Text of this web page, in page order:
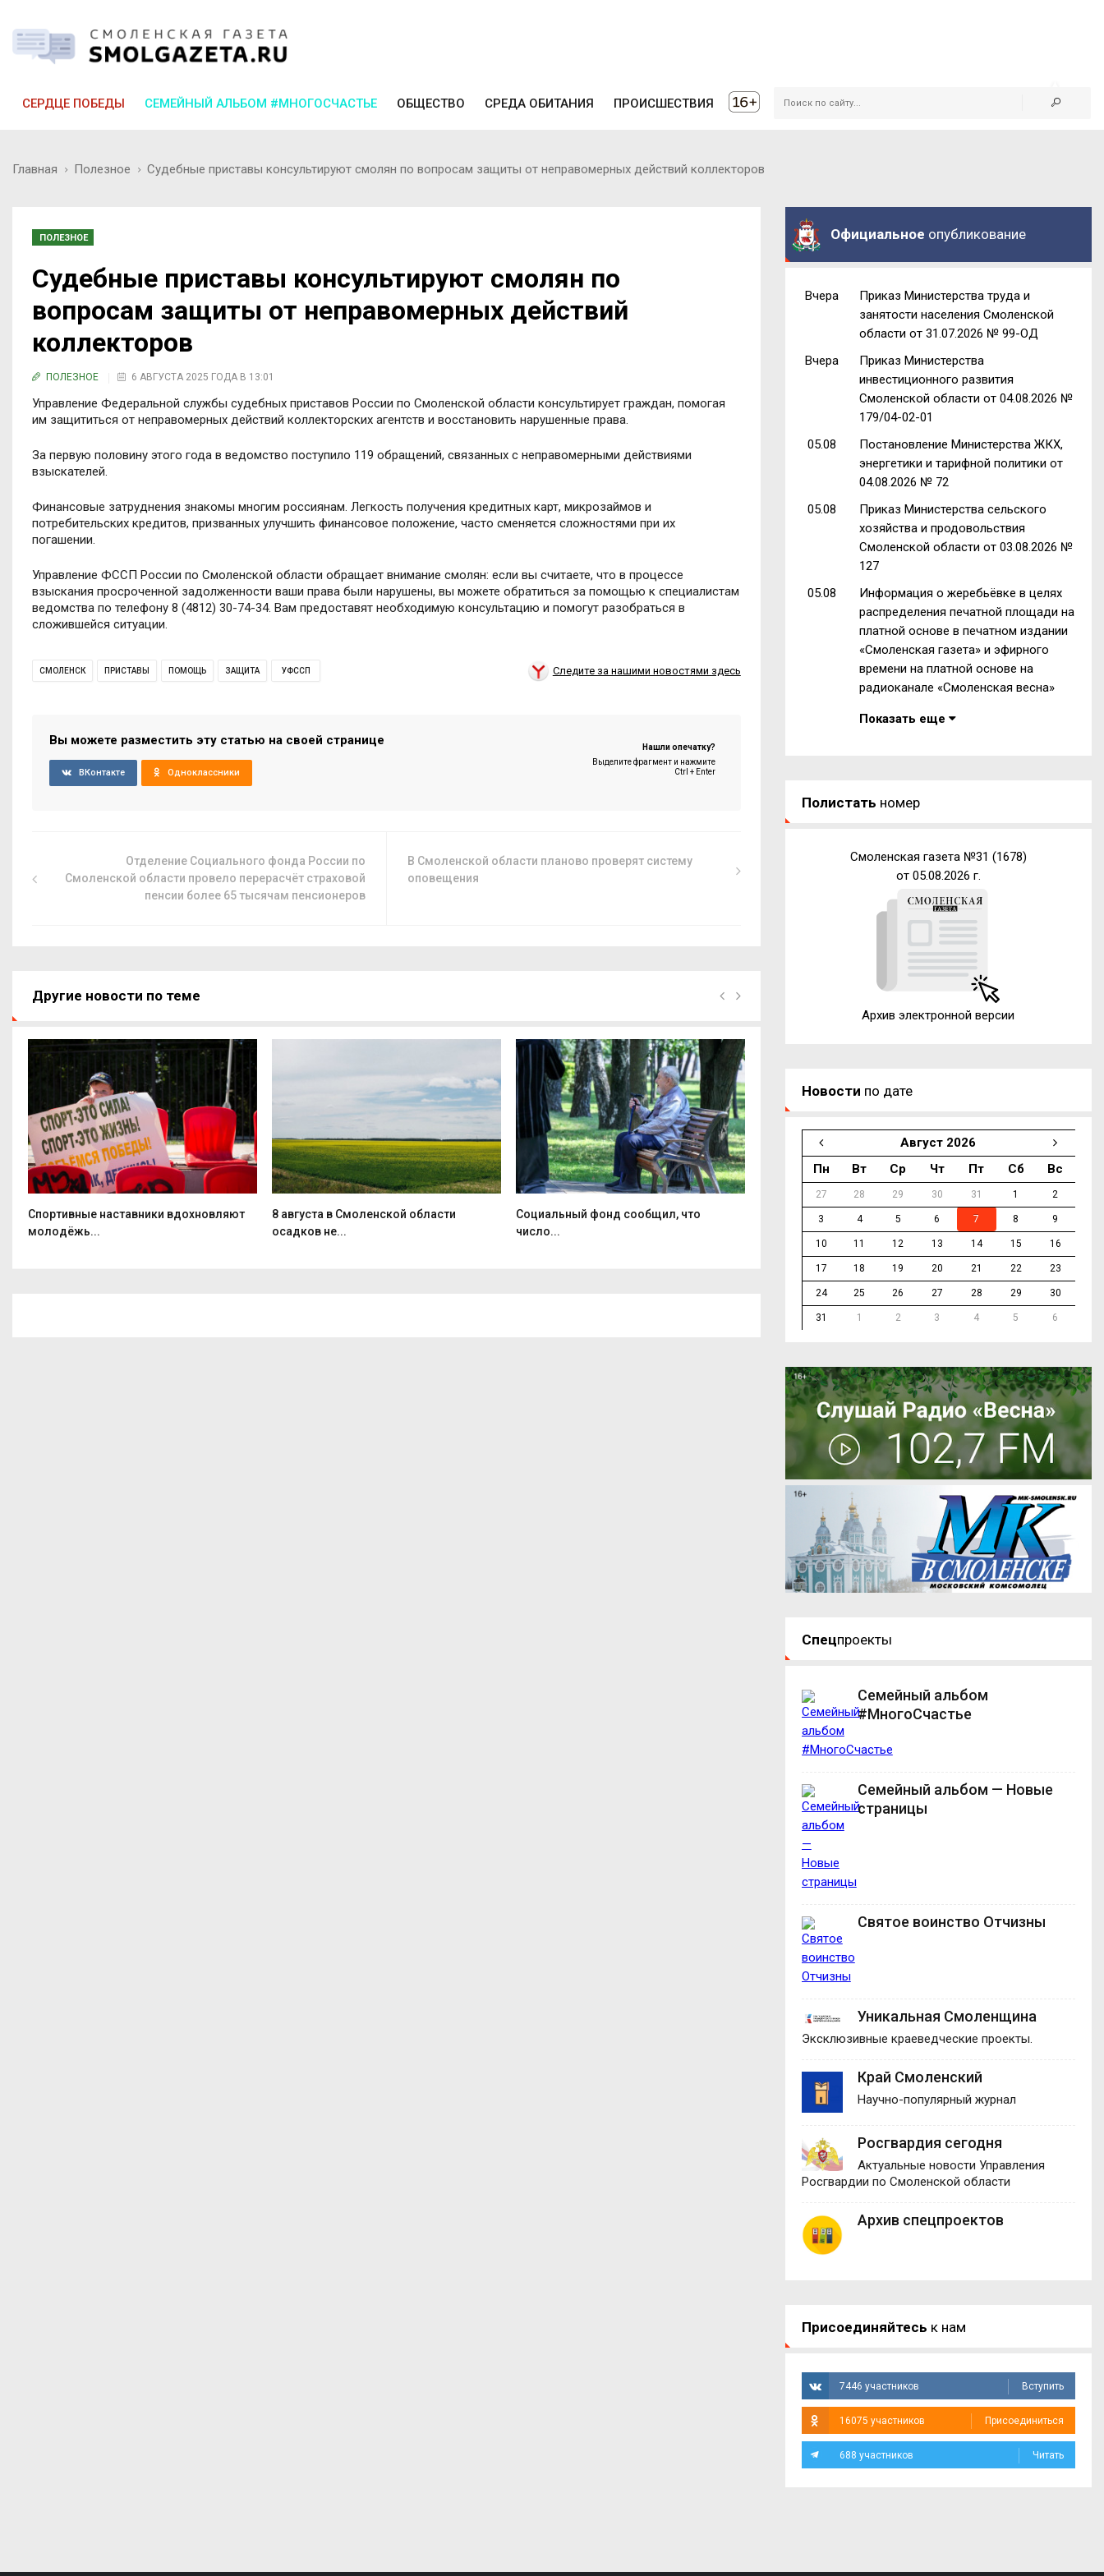
СЕРДЦЕ ПОБЕДЫ СЕМЕЙНЫЙ АЛЬБОМ #МНОГОСЧАСТЬЕ ОБЩЕСТВО СРЕДА ОБИТАНИЯ ПРОИСШЕСТВИЯ
Главная Полезное Судебные приставы консультируют смолян по вопросам защиты от неправомерных действий коллекторов
ПОЛЕЗНОЕ
Судебные приставы консультируют смолян по
вопросам защиты от неправомерных действий
коллекторов
ПОЛЕЗНОЕ 6 АВГУСТА 2025 ГОДА В 13:01
Управление Федеральной службы судебных приставов России по Смоленской области консультирует граждан, помогая
им защититься от неправомерных действий коллекторских агентств и восстановить нарушенные права.
За первую половину этого года в ведомство поступило 119 обращений, связанных с неправомерными действиями
взыскателей.
Финансовые затруднения знакомы многим россиянам. Легкость получения кредитных карт, микрозаймов и
потребительских кредитов, призванных улучшить финансовое положение, часто сменяется сложностями при их
погашении.
Управление ФССП России по Смоленской области обращает внимание смолян: если вы считаете, что в процессе
взыскания просроченной задолженности ваши права были нарушены, вы можете обратиться за помощью к специалистам
ведомства по телефону 8 (4812) 30-74-34. Вам предоставят необходимую консультацию и помогут разобраться в
сложившейся ситуации.
СМОЛЕНСК ПРИСТАВЫ ПОМОЩЬ ЗАЩИТА УФССП Следите за нашими новостями здесь
Вы можете разместить эту статью на своей странице
ВКонтакте Одноклассники
Нашли опечатку?
Выделите фрагмент и нажмите
Ctrl + Enter
Отделение Социального фонда России по
Смоленской области провело перерасчёт страховой
пенсии более 65 тысячам пенсионеров
В Смоленской области планово проверят систему
оповещения
Другие новости по теме
Спортивные наставники вдохновляют
молодёжь...
8 августа в Смоленской области
осадков не...
Социальный фонд сообщил, что
число...
С сентября 2027 года смоляне смогут
получать...
Василий
инвестиций и...
Официальное опубликование
Вчера
Приказ Министерства труда и
занятости населения Смоленской
области от 31.07.2026 № 99-ОД
Вчера
Приказ Министерства
инвестиционного развития
Смоленской области от 04.08.2026 №
179/04-02-01
05.08
Постановление Министерства ЖКХ,
энергетики и тарифной политики от
04.08.2026 № 72
05.08
Приказ Министерства сельского
хозяйства и продовольствия
Смоленской области от 03.08.2026 №
127
05.08
Информация о жеребьёвке в целях
распределения печатной площади на
платной основе в печатном издании
«Смоленская газета» и эфирного
времени на платной основе на
радиоканале «Смоленская весна»
Показать еще
Полистать номер
Смоленская газета №31 (1678)
от 05.08.2026 г.
Архив электронной версии
Новости по дате
Август 2026
Пн
Вт Ср Чт Пт Сб Вс
27 28 29 30 31 1 2
3 4 5 6 7 8 9
10 11 12 13 14 15 16
17 18 19 20 21 22 23
24 25 26 27 28 29 30
31 1 2 3 4 5 6
Спецпроекты
Семейный альбом
#МногоСчастье
Семейный альбом — Новые
страницы
Святое воинство Отчизны
Уникальная Смоленщина
Эксклюзивные краеведческие проекты.
Край Смоленский
Научно-популярный журнал
Росгвардия сегодня
Актуальные новости Управления
Росгвардии по Смоленской области
Архив спецпроектов
Присоединяйтесь к нам
7446 участников Вступить
16075 участников Присоединиться
688 участников Читать